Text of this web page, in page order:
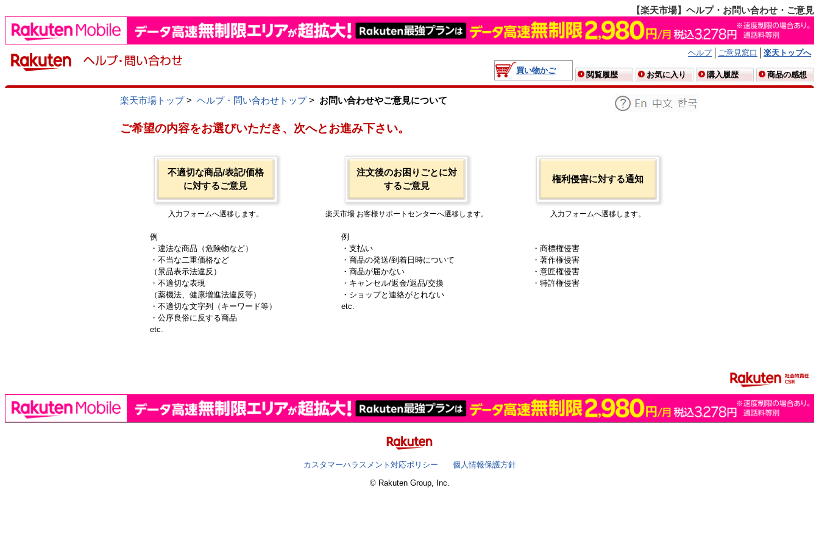
【楽天市場】ヘルプ・お問い合わせ・ご意見
ヘルプ ご意見窓口
楽天トップへ
買い物かご
閲覧履歴 お気に入り 購入履歴 商品の感想
楽天市場トップ> ヘルプ・問い合わせトップ> お問い合わせやご意見について
ご希望の内容をお選びいただき、次へとお進み下さい。
不適切な商品/表記/価格
に対するご意見
入力フォームへ遷移します。
例
・違法な商品（危険物など）
・不当な二重価格など
（景品表示法違反）
・不適切な表現
（薬機法、健康増進法違反等）
・不適切な文字列（キーワード等）
・公序良俗に反する商品
etc.
注文後のお困りごとに対
するご意見
楽天市場 お客様サポートセンターへ遷移します。
例
・支払い
・商品の発送/到着日時について
・商品が届かない
・キャンセル/返金/返品/交換
・ショップと連絡がとれない
etc.
権利侵害に対する通知
入力フォームへ遷移します。
・商標権侵害
・著作権侵害
・意匠権侵害
・特許権侵害
カスタマーハラスメント対応ポリシー
個人情報保護方針
© Rakuten Group, Inc.